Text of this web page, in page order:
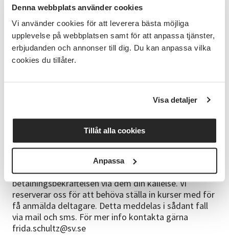
Denna webbplats använder cookies
Vi använder cookies för att leverera bästa möjliga
upplevelse på webbplatsen samt för att anpassa tjänster,
erbjudanden och annonser till dig. Du kan anpassa vilka
cookies du tillåter.
Visa detaljer
Tillåt alla cookies
Anpassa
Vincent Vitlock - erfaren Internationell kock med
många års erfarenhet av att undervisa i matlagning.
Bott i Italien och studerat italiensk matkultur på
djupet och älskar att dela sin passion med andra.
Bra att veta
men inte nödvändig. Förkläde eller kläder som tål att
Anmälningsinformation
För att spara på vår miljö skickar vi kallelser via e-
post. Håll koll i din skräppost, för kallelsen/fakturan
kan hamna där. Betalar du via Klarna är
betalningsbekräftelsen via dem din kallelse. Vi
reserverar oss för att behöva ställa in kurser med för
få anmälda deltagare. Detta meddelas i sådant fall
via mail och sms. För mer info kontakta gärna
frida.schultz@sv.se